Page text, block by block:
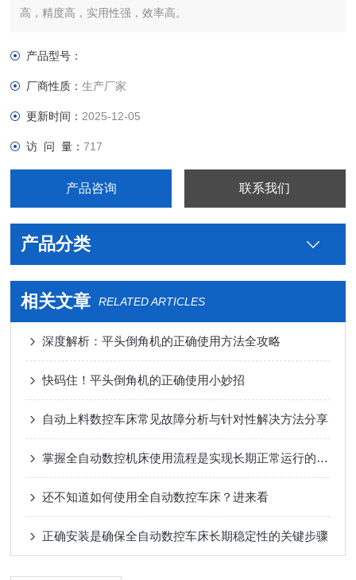
高，精度高，实用性强，效率高。
产品型号：
厂商性质：生产厂家
更新时间： 2025-12-05
访 问 量：717
产品咨询 联系我们
产品分类
相关文章 RELATED ARTICLES
深度解析：平头倒角机的正确使用方法全攻略
快码住！平头倒角机的正确使用小妙招
自动上料数控车床常见故障分析与针对性解决方法分享
掌握全自动数控机床使用流程是实现长期正常运行的根本保障
还不知道如何使用全自动数控车床？进来看
正确安装是确保全自动数控车床长期稳定性的关键步骤